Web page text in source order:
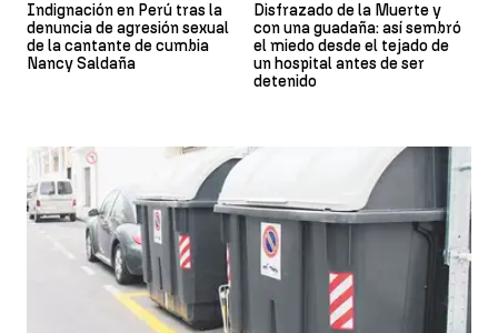
Indignación en Perú tras la
denuncia de agresión sexual
de la cantante de cumbia
Nancy Saldaña
Disfrazado de la Muerte y
con una guadaña: así sembró
el miedo desde el tejado de
un hospital antes de ser
detenido